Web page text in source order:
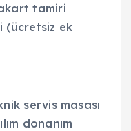
tamiri
ek
servis masası
donanım